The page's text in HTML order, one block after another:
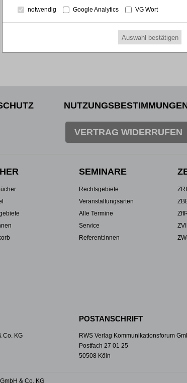
VERTRAG WIDERRUFEN
SEMINARE
Rechtsgebiete
Veranstaltungsarten
Alle Termine
Service
Referent:innen
ZRI
ZVI
Co. KG
POSTANSCHRIFT
RWS Verlag Kommunikationsforum
Postfach 27 01 25
50508 Köln
& Co. KG
notwendig Google Analytics VG Wort
Auswahl bestätigen